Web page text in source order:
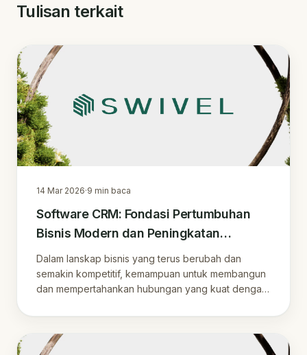
Tulisan terkait
14 Mar 2026·9 min baca
Software CRM: Fondasi Pertumbuhan
Bisnis Modern dan Peningkatan
Loyalitas Pelanggan
Dalam lanskap bisnis yang terus berubah dan
semakin kompetitif, kemampuan untuk membangun
dan mempertahankan hubungan yang kuat dengan